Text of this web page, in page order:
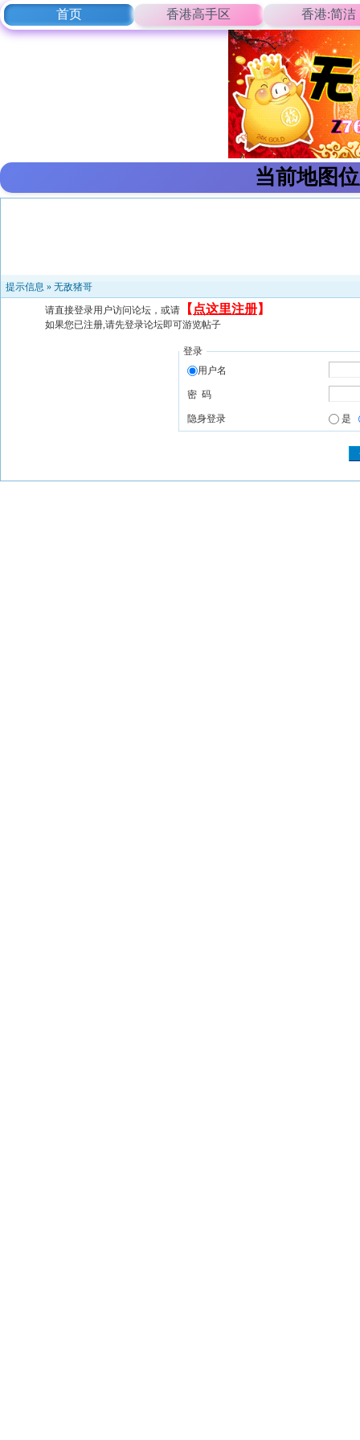
首页 香港高手区 香港:简洁
当前地图
提示信息 » 无敌猪哥
请直接登录用户访问论坛，或请 【 点这里注册】
如果您已注册,请先登录论坛即可游览帖子
登录
用户名
密 码
隐身登录 是